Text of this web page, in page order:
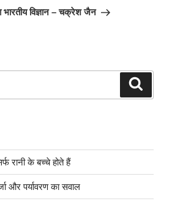
विज्ञान – चक्रेश जैन
रानी के बच्चे होते हैं
और पर्यावरण का सवाल